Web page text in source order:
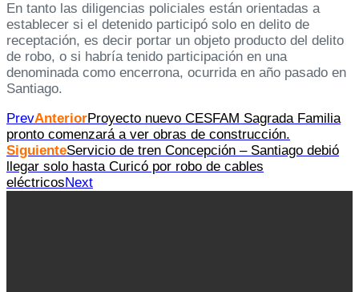
En tanto las diligencias policiales están orientadas a
establecer si el detenido participó solo en delito de
receptación, es decir portar un objeto producto del delito
de robo, o si habría tenido participación en una
denominada como encerrona, ocurrida en año pasado en
Santiago.
PrevAnteriorProyecto nuevo CESFAM Sagrada Familia
pronto comenzará a ver obras de construcción.
SiguienteServicio de tren Concepción – Santiago debió
llegar solo hasta Curicó por robo de cables
eléctricosNext